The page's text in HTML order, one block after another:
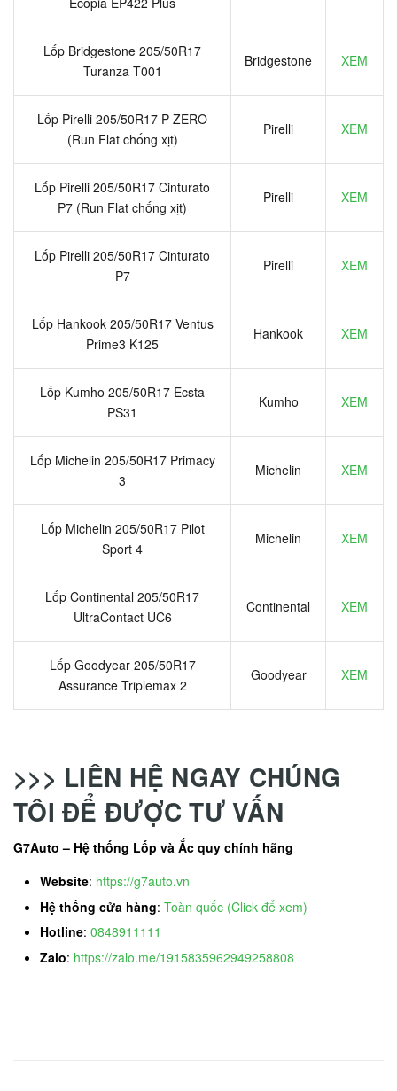
Lốp Bridgestone 205/50R17
Turanza T001
Bridgestone XEM
Lốp Pirelli 205/50R17 P ZERO
(Run Flat chống xịt)
Pirelli XEM
Lốp Pirelli 205/50R17 Cinturato
P7 (Run Flat chống xịt)
Pirelli XEM
Lốp Pirelli 205/50R17 Cinturato
P7
Pirelli XEM
Lốp Hankook 205/50R17 Ventus
Prime3 K125
Hankook XEM
Lốp Kumho 205/50R17 Ecsta
PS31
Kumho XEM
Lốp Michelin 205/50R17 Primacy
3
Michelin XEM
Lốp Michelin 205/50R17 Pilot
Sport 4
Michelin XEM
Lốp Continental 205/50R17
UltraContact UC6
Continental XEM
Lốp Goodyear 205/50R17
Assurance Triplemax 2
Goodyear XEM
>>> LIÊN HỆ NGAY CHÚNG
TÔI ĐỂ ĐƯỢC TƯ VẤN
G7Auto – Hệ thống Lốp và Ắc quy chính hãng
Website: https://g7auto.vn
Hệ thống cửa hàng: Toàn quốc (Click để xem)
Hotline: 0848911111
Zalo: https://zalo.me/1915835962949258808